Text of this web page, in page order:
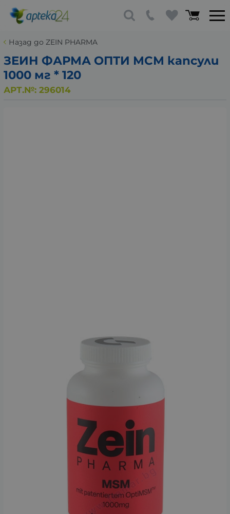
Назад до ZEIN PHARMA
ЗЕИН ФАРМА ОПТИ МСМ капсули
1000 мг * 120
АРТ.№: 296014